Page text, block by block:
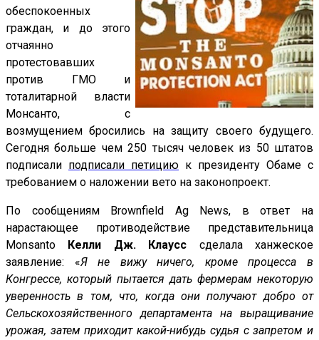
обеспокоенных
граждан, и до этого
отчаянно
протестовавших
против ГМО и
тоталитарной власти
Монсанто, с
возмущением бросились на защиту своего будущего.
Сегодня больше чем 250 тысяч человек из 50 штатов
подписали подписали петицию к президенту Обаме с
требованием о наложении вето на законопроект.
По сообщениям Brownfield Ag News, в ответ на
нарастающее противодействие представительница
Monsanto
Келли Дж. Клаусс сделала ханжеское
заявление: «Я не вижу ничего, кроме процесса в
Конгрессе, который пытается дать фермерам некоторую
уверенность в том, что, когда они получают добро от
Сельскохозяйственного департамента на выращивание
урожая, затем приходит какой-нибудь судья с запретом и